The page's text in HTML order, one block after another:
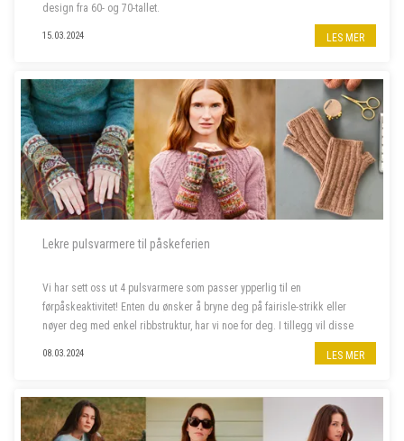
design fra 60- og 70-tallet.
15.03.2024 LES MER
Lekre pulsvarmere til påskeferien
Vi har sett oss ut 4 pulsvarmere som passer ypperlig til en
førpåskeaktivitet! Enten du ønsker å bryne deg på fairisle-strikk eller
nøyer deg med enkel ribbstruktur, har vi noe for deg. I tillegg vil disse
08.03.2024 LES MER